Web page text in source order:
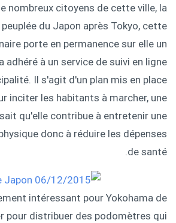
nombreux citoyens de cette ville, la
peuplée du Japon après Tokyo, cette
porte en permanence sur elle un
adhéré à un service de suivi en ligne
Il s'agit d'un plan mis en place
inciter les habitants à marcher, une
qu'elle contribue à entretenir une
donc à réduire les dépenses
de santé.
intéressant pour Yokohama de
pour distribuer des podomètres qui